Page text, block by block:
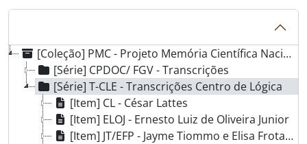
[Coleção] PMC - Projeto Memória Científica Nacional
[Série] CPDOC/ FGV - Transcrições
[Série] T-CLE - Transcrições Centro de Lógica
[Item] CL - César Lattes
[Item] ELOJ - Ernesto Luiz de Oliveira Junior
[Item] JT/EFP - Jayme Tiommo e Elisa Frota Pessoa